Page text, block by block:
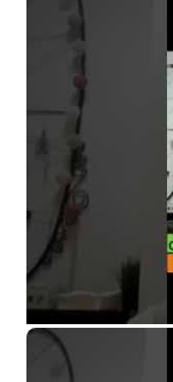
Taller de
actividad?